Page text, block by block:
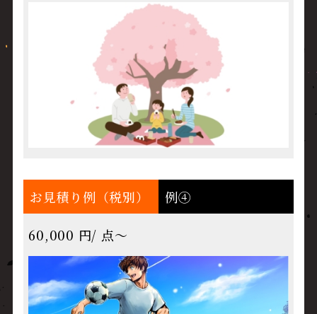
お見積り例（税別） 例④
60,000 円/ 点～